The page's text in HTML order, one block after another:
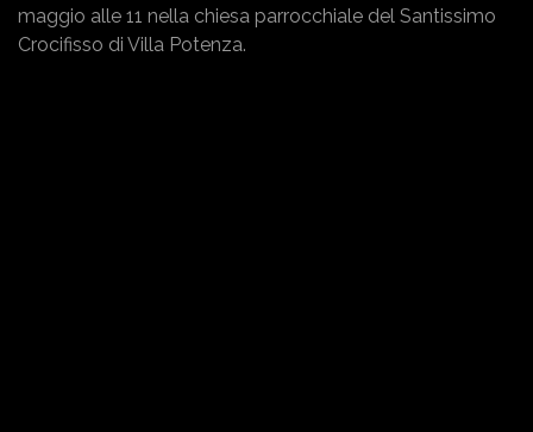
maggio alle 11 nella chiesa parrocchiale del Santissimo
Crocifisso di Villa Potenza.